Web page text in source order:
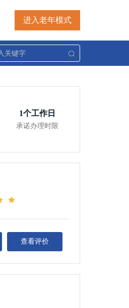
进入老年模式
1个工作日
承诺办理时限
查看评价